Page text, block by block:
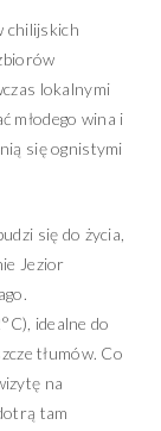
chilijskich
lokalnymi
młodego wina i
się ognistymi
się do życia,
Jezior
idealne do
tłumów. Co
na
tam